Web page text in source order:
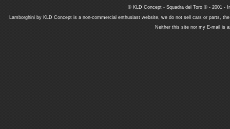
© KLD Concept - Squadra del Toro © - 2001 -
Lamborghini by KLD Concept is a non-commercial enthusiast website, we do not sell cars or parts,
Neither this site nor my E-mail is